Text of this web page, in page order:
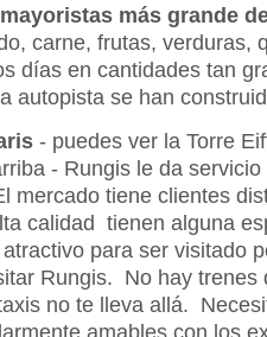
más grande
carne, frutas, verduras,
días en cantidades tan
autopista se han
- puedes ver la Torre
- Rungis le da
mercado tiene clientes
calidad tienen alguna
para ser visitado
Rungis. No hay trenes
no te lleva allá.